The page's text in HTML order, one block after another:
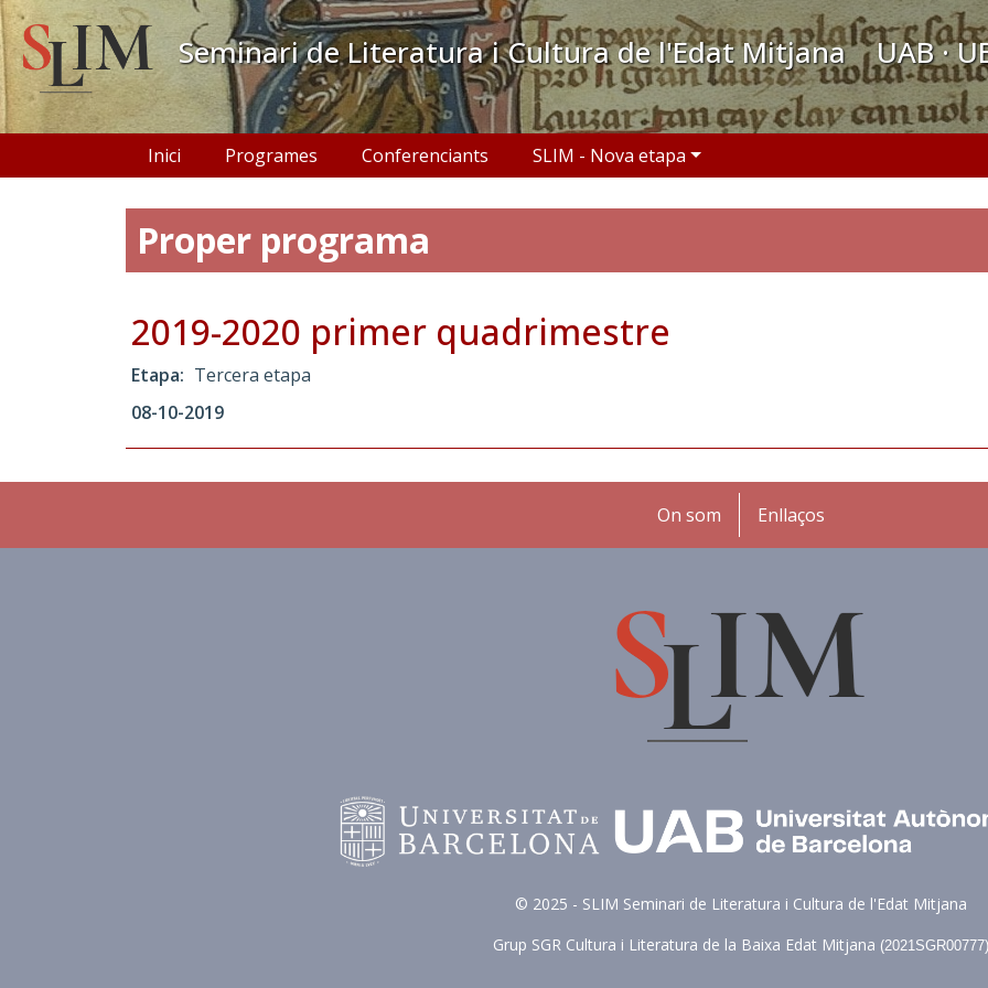
Vés al contingut
Seminari de Literatura i Cultura de l'Edat Mitjana UAB ·
Navegació principal
Inici Programes Conferenciants SLIM - Nova etapa
Proper programa
2019-2020 primer quadrimestre
Etapa
Tercera etapa
08-10-2019
Peu
On som Enllaços
© 2025 - SLIM Seminari de Literatura i Cultura de l'Edat Mitjana
Grup SGR Cultura i Literatura de la Baixa Edat Mitjana (2021SGR00777)